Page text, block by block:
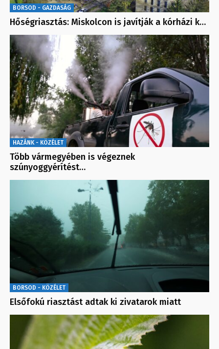
BORSOD - GAZDASÁG
Hőségriasztás: Miskolcon is javítják a kórházi k…
HAZÁNK - KÖZÉLET
Több vármegyében is végeznek
szúnyoggyérítést…
BORSOD - KÖZÉLET
Elsőfokú riasztást adtak ki zivatarok miatt